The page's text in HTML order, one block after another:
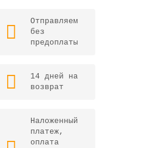
Отправляем
без
предоплаты
14 дней на
возврат
Наложенный
платеж,
оплата